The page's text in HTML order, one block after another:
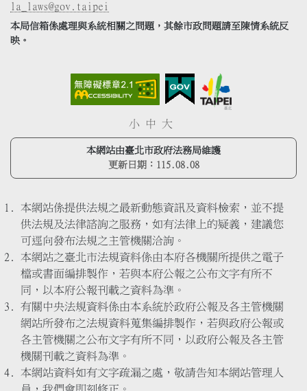
la_laws@gov.taipei
本局信箱係處理與系統相關之問題，其餘市政問題請至陳情系統反
映。
小 中 大
本網站由臺北市政府法務局維護
更新日期： 115.08.08
本網站係提供法規之最新動態資訊及資料檢索，並不提
供法規及法律諮詢之服務，如有法律上的疑義，建議您
可逕向發布法規之主管機關洽詢。
本網站之臺北市法規資料係由本府各機關所提供之電子
檔或書面編排製作，若與本府公報之公布文字有所不
同，以本府公報刊載之資料為準。
有關中央法規資料係由本系統於政府公報及各主管機關
網站所發布之法規資料蒐集編排製作，若與政府公報或
各主管機關之公布文字有所不同，以政府公報及各主管
機關刊載之資料為準。
本網站資料如有文字疏漏之處，敬請告知本網站管理人
員，我們會即刻修正。